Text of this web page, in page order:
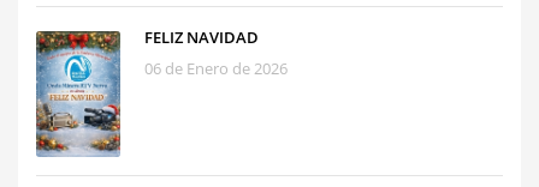
FELIZ NAVIDAD
06 de Enero de 2026